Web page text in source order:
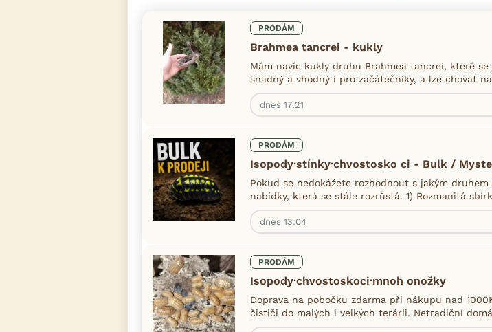
PRODÁM
Brahmea tancrei - kukly
Mám navíc kukly druhu Brahmea tancrei, které
snadný a vhodný i pro začátečníky, a lze chovat
dnes 17:21
PRODÁM
Isopody·stínky·chvostosko ci - Bulk /
Pokud se nedokážete rozhodnout s jakým
nabídky, která se stále rozrůstá. 1) Rozmanitá
dnes 13:04
PRODÁM
Isopody·chvostoskoci·mnoh onožky
Doprava na pobočku zdarma při nákupu nad
čističi do malých i velkých terárii. Netradiční